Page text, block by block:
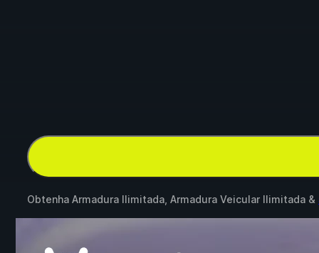
Obtenha Armadura Ilimitada, Armadura Veicular Ilimitada &